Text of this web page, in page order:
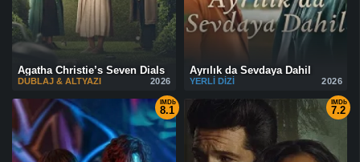
Agatha Christie’s Seven Dials
2026
DUBLAJ & ALTYAZI
Ayrılık da Sevdaya Dahil
2026
YERLI DIZI
IMDb
8.1
IMDb
7.2